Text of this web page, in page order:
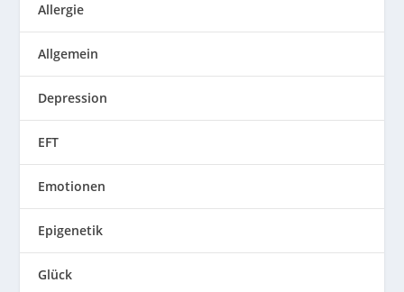
Allergie
Allgemein
Depression
EFT
Emotionen
Epigenetik
Glück